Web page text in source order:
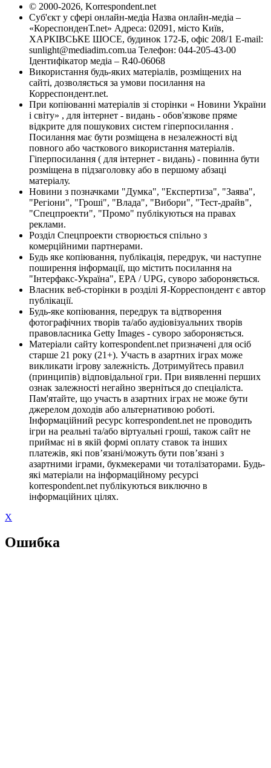
© 2000-2026, Korrespondent.net
Суб'єкт у сфері онлайн-медіа Назва онлайн-медіа –
«КореспонденТ.net» Адреса: 02091, місто Київ,
ХАРКІВСЬКЕ ШОСЕ, будинок 172-Б, офіс 208/1 E-mail:
sunlight@mediadim.com.ua Телефон: 044-205-43-00
Ідентифікатор медіа – R40-06068
Використання будь-яких матеріалів, розміщених на
сайті, дозволяється за умови посилання на
Корреспондент.net.
При копіюванні матеріалів зі сторінки « Новини України
і світу» , для інтернет - видань - обов'язкове пряме
відкрите для пошукових систем гіперпосилання .
Посилання має бути розміщена в незалежності від
повного або часткового використання матеріалів.
Гіперпосилання ( для інтернет - видань) - повинна бути
розміщена в підзаголовку або в першому абзаці
матеріалу.
Новини з позначками "Думка", "Експертиза", "Заява",
"Регіони", "Гроші", "Влада", "Вибори", "Тест-драйв",
"Спецпроекти", "Промо" публікуються на правах
реклами.
Розділ Спецпроекти створюється спільно з
комерційними партнерами.
Будь яке копіювання, публікація, передрук, чи наступне
поширення інформації, що містить посилання на
"Інтерфакс-Україна", EPA / UPG, суворо забороняється.
Власник веб-сторінки в розділі Я-Корреспондент є автор
публікації.
Будь-яке копіювання, передрук та відтворення
фотографічних творів та/або аудіовізуальних творів
правовласника Getty Images - суворо забороняється.
Матеріали сайту korrespondent.net призначені для осіб
старше 21 року (21+). Участь в азартних іграх може
викликати ігрову залежність. Дотримуйтесь правил
(принципів) відповідальної гри. При виявленні перших
ознак залежності негайно зверніться до спеціаліста.
Пам'ятайте, що участь в азартних іграх не може бути
джерелом доходів або альтернативою роботі.
Інформаційний ресурс korrespondent.net не проводить
ігри на реальні та/або віртуальні гроші, також сайт не
приймає ні в якій формі оплату ставок та інших
платежів, які пов’язані/можуть бути пов’язані з
азартними іграми, букмекерами чи тоталізаторами. Будь-
які матеріали на інформаційному ресурсі
korrespondent.net публікуються виключно в
інформаційних цілях.
X
Ошибка